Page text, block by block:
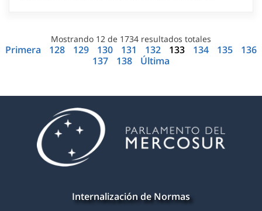
Mostrando 12 de 1734 resultados totales
Primera 128 129 130 131 132 133 134 135
136
137
138 Última
Internalización de Normas